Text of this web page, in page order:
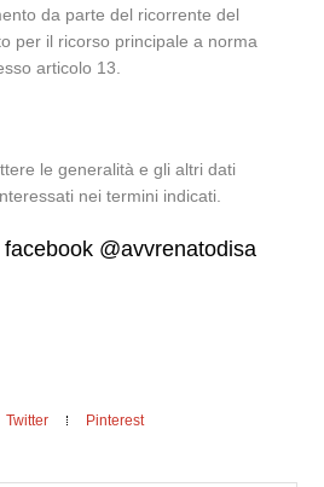
da parte del ricorrente del
per il ricorso principale a norma
articolo 13.
le generalità e gli altri dati
nei termini indicati.
@avvrenatodisa
Twitter Pinterest